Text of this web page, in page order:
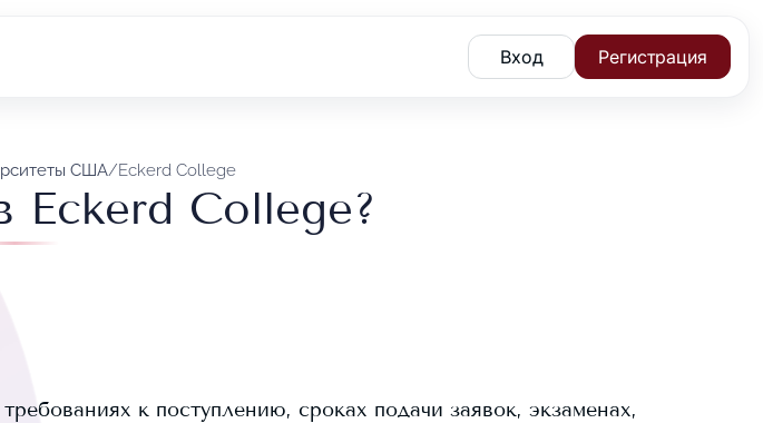
Вход Регистрация
США/Eckerd College
Eckerd College?
к поступлению, сроках подачи заявок, экзаменах,